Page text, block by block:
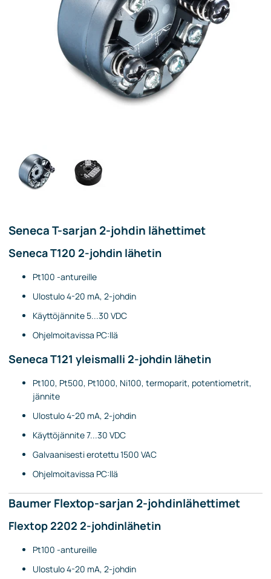
Seneca T-sarjan 2-johdin lähettimet
Seneca T120 2-johdin lähetin
Pt100 -antureille
Ulostulo 4-20 mA, 2-johdin
Käyttöjännite 5...30 VDC
Ohjelmoitavissa PC:llä
Seneca T121 yleismalli 2-johdin lähetin
Pt100, Pt500, Pt1000, Ni100, termoparit, potentiometrit,
jännite
Ulostulo 4-20 mA, 2-johdin
Käyttöjännite 7...30 VDC
Galvaanisesti erotettu 1500 VAC
Ohjelmoitavissa PC:llä
Baumer Flextop-sarjan 2-johdinlähettimet
Flextop 2202 2-johdinlähetin
Pt100 -antureille
Ulostulo 4-20 mA, 2-johdin